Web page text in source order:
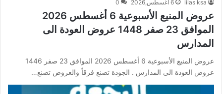
lilas ksa 6 أغسطس,2026 0
عروض المنيع الأسبوعية 6 أغسطس 2026
الموافق 23 صفر 1448 عروض العودة الى
المدارس
عروض المنيع الأسبوعية 6 أغسطس 2026 الموافق 23 صفر 1446
عروض العودة الى المدارس . الجودة تصنع فرقاً والعروض تصنع…